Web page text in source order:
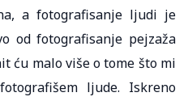
a fotografisanje ljudi je
od fotografisanje pejzaža
ću malo više o tome što mi
ljude. Iskreno